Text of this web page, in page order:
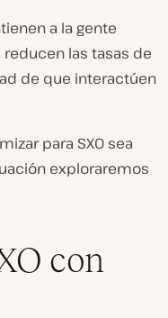
a la gente
las tasas de
de que interactúen
para SXO sea
exploraremos
con